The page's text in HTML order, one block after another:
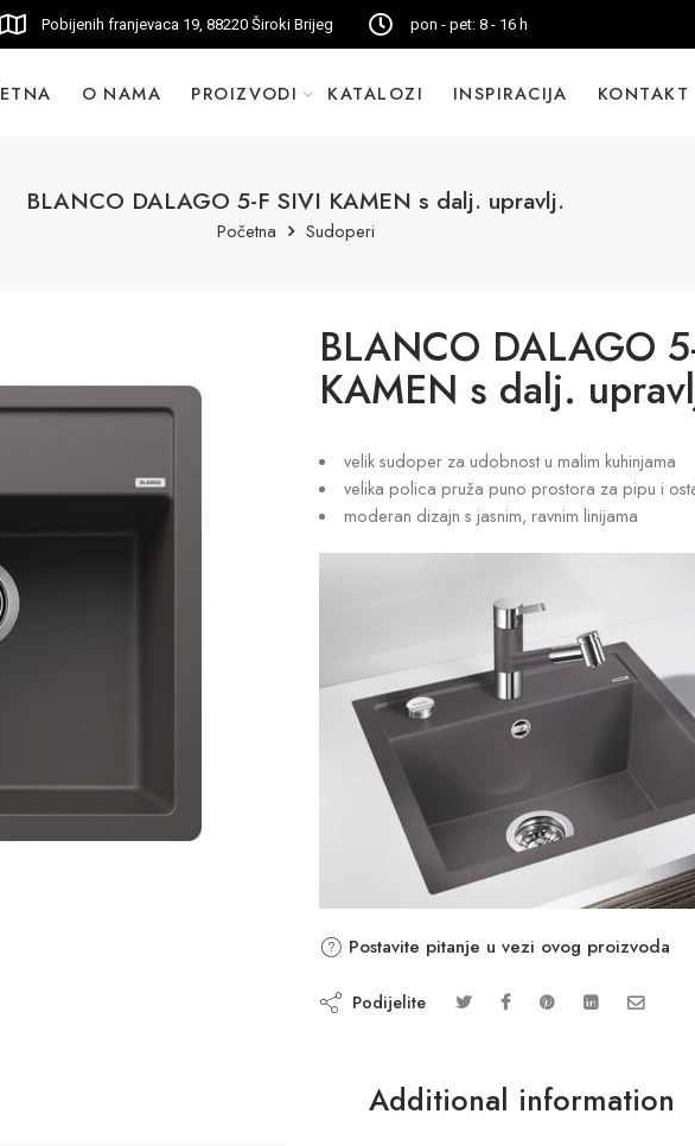
Pobijenih franjevaca 19, 88220 Široki Brijeg pon - pet: 8 - 16 h
O NAMA PROIZVODI KATALOZI INSPIRACIJA KONTAKT
BLANCO DALAGO 5-F SIVI KAMEN s dalj. upravlj.
Početna Sudoperi
BLANCO DALAGO
KAMEN s dalj.
velik sudoper za udobnost u malim kuhinjama
velika polica pruža puno prostora za pipu i
moderan dizajn s jasnim, ravnim linijama
Postavite pitanje u vezi ovog proizvoda
Podijelite
Additional information